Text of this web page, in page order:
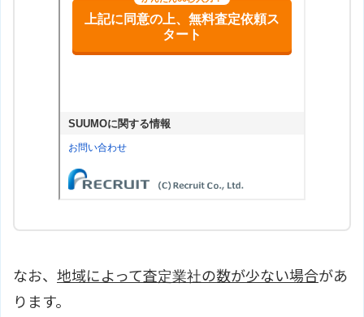
なお、 地域によって査定業社の数が少ない場合があ
ります。